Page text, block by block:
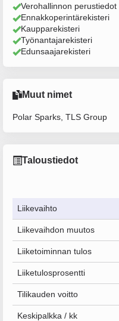
Verohallinnon perustiedot
Ennakkoperintärekisteri
Kaupparekisteri
Työnantajarekisteri
Edunsaajarekisteri
Muut nimet
Polar Sparks, TLS Group
Taloustiedot
Liikevaihto
Liikevaihdon muutos
Liiketoiminnan tulos
Liiketulosprosentti
Tilikauden voitto
Keskipalkka / kk